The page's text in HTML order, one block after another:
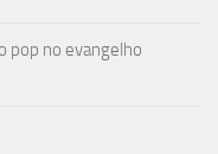
pop no evangelho